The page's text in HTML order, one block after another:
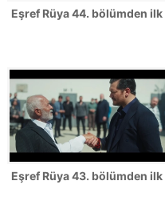
Eşref Rüya 44. bölümden
Eşref Rüya 43. bölümden